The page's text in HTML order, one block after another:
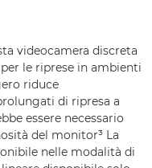
videocamera discreta
le riprese in ambienti
riduce
di ripresa a
essere necessario
del monitor³ La
nelle modalità di